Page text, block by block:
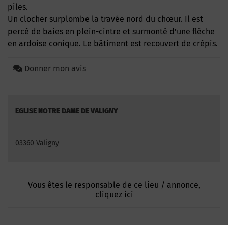
piles.
Un clocher surplombe la travée nord du chœur. Il est
percé de baies en plein-cintre et surmonté d’une flèche
en ardoise conique. Le bâtiment est recouvert de crépis.
Donner mon avis
EGLISE NOTRE DAME DE VALIGNY
03360 Valigny
Vous êtes le responsable de ce lieu / annonce,
cliquez ici